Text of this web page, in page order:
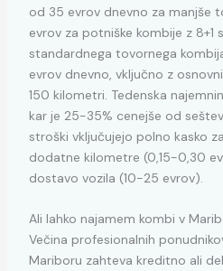
od 35 evrov dnevno za manjše
evrov za potniške kombije z 8+1
standardnega tovornega
evrov dnevno, vključno z
150 kilometri. Tedenska
kar je 25-35% cenejše od
stroški vključujejo polno kasko
dodatne kilometre (0,15-0,30
dostavo vozila (10-25 evrov).
Ali lahko najamem kombi v
Večina profesionalnih
Mariboru zahteva kreditno ali